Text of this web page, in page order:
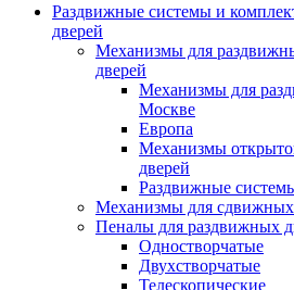
Раздвижные системы и
дверей
Механизмы для
дверей
Механизмы для
Москве
Европа
Механизмы
дверей
Раздвижные
Механизмы для сдвижных
Пеналы для раздвижных
Одностворчатые
Двухстворчатые
Телескопические